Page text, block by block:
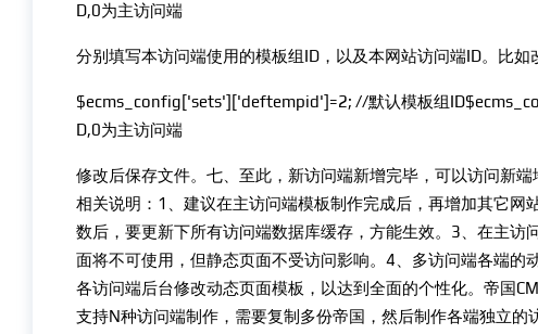
D,0为主访问端
分别填写本访问端使用的模板组ID，以及本网站访问端ID。比如
$ecms_config['sets']['deftempid']=2; //默认模板组
D,0为主访问端
修改后保存文件。七、至此，新访问端新增完毕，可以访问新
相关说明：1、建议在主访问端模板制作完成后，再增加其它网
数后，要更新下所有访问端数据库缓存，方能生效。3、在主访
面将不可使用，但静态页面不受访问影响。4、多访问端各端的
各访问端后台修改动态页面模板，以达到全面的个性化。帝国
支持N种访问端制作，需要复制多份帝国，然后制作各端独立